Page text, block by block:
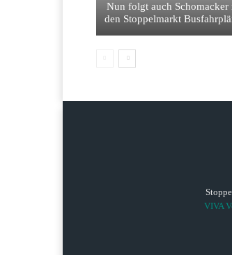
Nun folgt auch Schomacker
den Stoppelmarkt
VIVA